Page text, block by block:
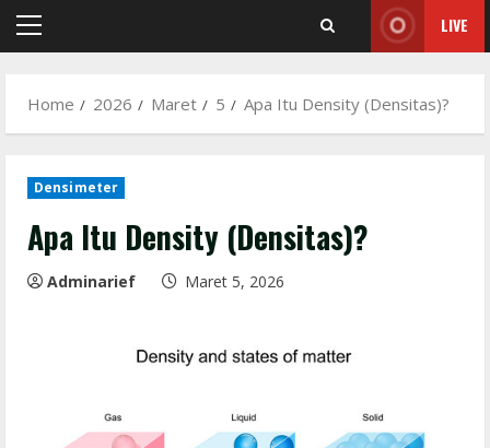
Primary
LIVE
Home 2026 Maret 5 Apa Itu Density (Densitas)?
Densimeter
Apa Itu Density (Densitas)?
Adminarief Maret 5, 2026